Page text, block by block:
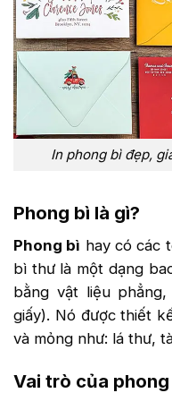
In phong bì đẹp,
Phong bì là gì?
Phong bì hay có các
bì thư là một dạng
bằng vật liệu
giấy). Nó được thiết
và mỏng như: lá thư,
Vai trò của